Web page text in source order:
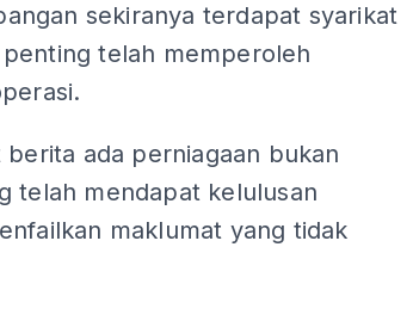
sekiranya terdapat syarikat
telah memperoleh
ada perniagaan bukan
telah mendapat kelulusan
maklumat yang tidak